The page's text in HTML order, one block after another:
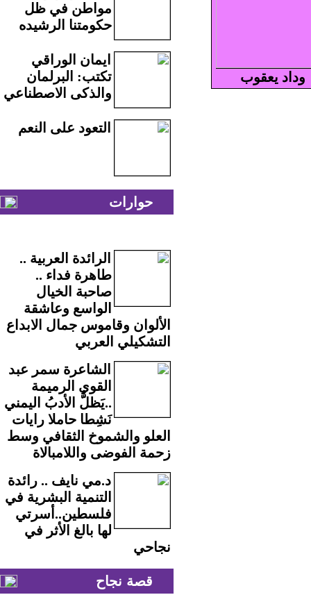
وداد يعقوب
مواطن في ظل
حكومتنا الرشيده
ايمان الوراقي
تكتب: البرلمان
والذكى الاصطناعي
التعود على النعم
حوارات
الرائدة العربية ..
طاهرة فداء ..
صاحبة الخيال
الواسع وعاشقة
الألوان وقاموس جمال الابداع
التشكيلي العربي
الشاعرة سمر عبد
القوي الرميمة
..يَظلُّ الأدبُ اليمني
نَشِطا حاملا رايات
العلو والشموخ الثقافي وسط
زحمة الفوضى واللامبالاة
د.مي نايف .. رائدة
التنمية البشرية في
فلسطين..أسرتي
لها بالغ الأثر في
نجاحي
قصة نجاح